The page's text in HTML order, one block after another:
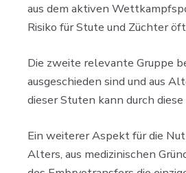
aus dem aktiven
Risiko für Stute und Züchter
Die zweite relevante Gruppe
ausgeschieden sind und aus
dieser Stuten kann durch
Ein weiterer Aspekt für die
Alters, aus medizinischen